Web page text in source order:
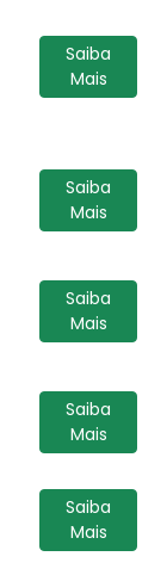
Saiba
Mais
Saiba
Mais
Saiba
Mais
Saiba
Mais
Saiba
Mais